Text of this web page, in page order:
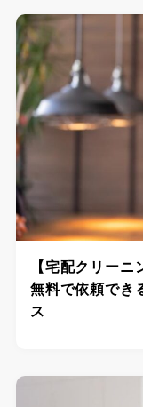
【宅配クリー
無料で依頼でき
ス